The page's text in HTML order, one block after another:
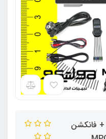
2کانال + فانکشن